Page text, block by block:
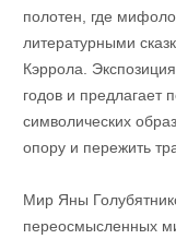
полотен, где
литературными
Кэррола.
годов и предлагает
символических
опору и пережить
Мир Яны
переосмысленных